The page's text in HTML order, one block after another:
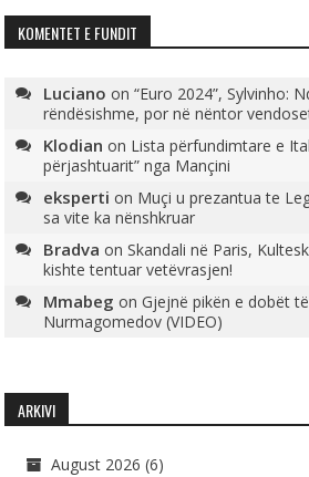
KOMENTET E FUNDIT
Luciano on“Euro 2024”, Sylvinho:
rëndësishme, por në nëntor
Klodian on Lista përfundimtare e
përjashtuarit” nga Mançini
eksperti on Muçi u prezantua te
sa vite ka nënshkruar
Bradva onSkandali në Paris,
kishte tentuar vetëvrasjen!
Mmabeg onGjejnë pikën e dobët
Nurmagomedov (VIDEO)
ARKIVI
August 2026 (6)